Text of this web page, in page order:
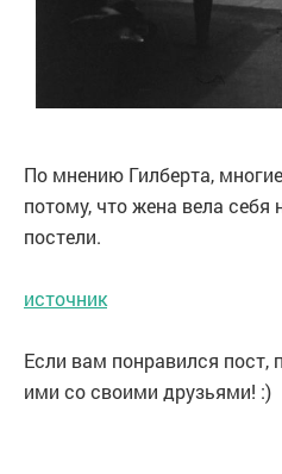
По мнению Гилберта,
потому, что жена вела себя
постели.
источник
Если вам понравился пост,
ими со своими друзьями! :)